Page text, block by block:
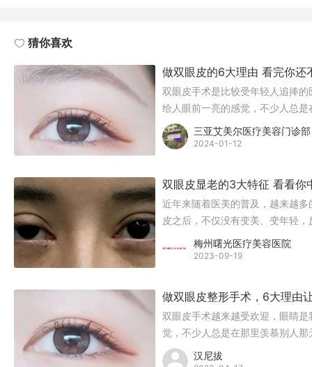
猜你喜欢
做双眼皮的6大理由 看完你还
双眼皮手术是比较受年轻人追捧
给人眼前一亮的感觉，不少人总
着：自己要不要去做个双眼皮呢?
三亚艾美尔医疗美容门诊部
2024-01-12
双眼皮显老的3大特征 看看你
近年来随着医美的普及，越来越
皮之后，不仅没有变美、变年轻
为大家阐述下，希望能帮助大家
梅州曙光医疗美容医院
2023-09-19
做双眼皮整形手术，6大理由
双眼皮手术越来越受欢迎，眼睛
觉，不少人总是在那里羡慕别人
个双眼皮呢?下面小编就来告诉你
汉尼拔